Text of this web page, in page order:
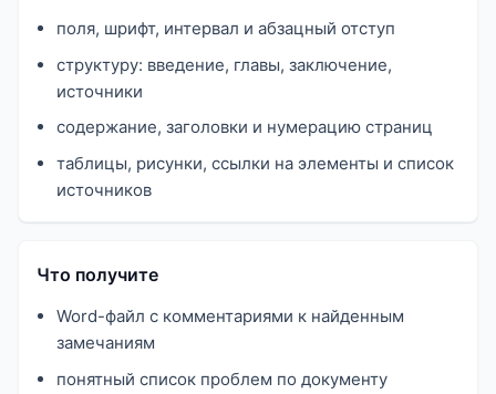
поля, шрифт, интервал и абзацный отступ
структуру: введение, главы, заключение,
источники
содержание, заголовки и нумерацию страниц
таблицы, рисунки, ссылки на элементы и список
источников
Что получите
Word-файл с комментариями к найденным
замечаниям
понятный список проблем по документу